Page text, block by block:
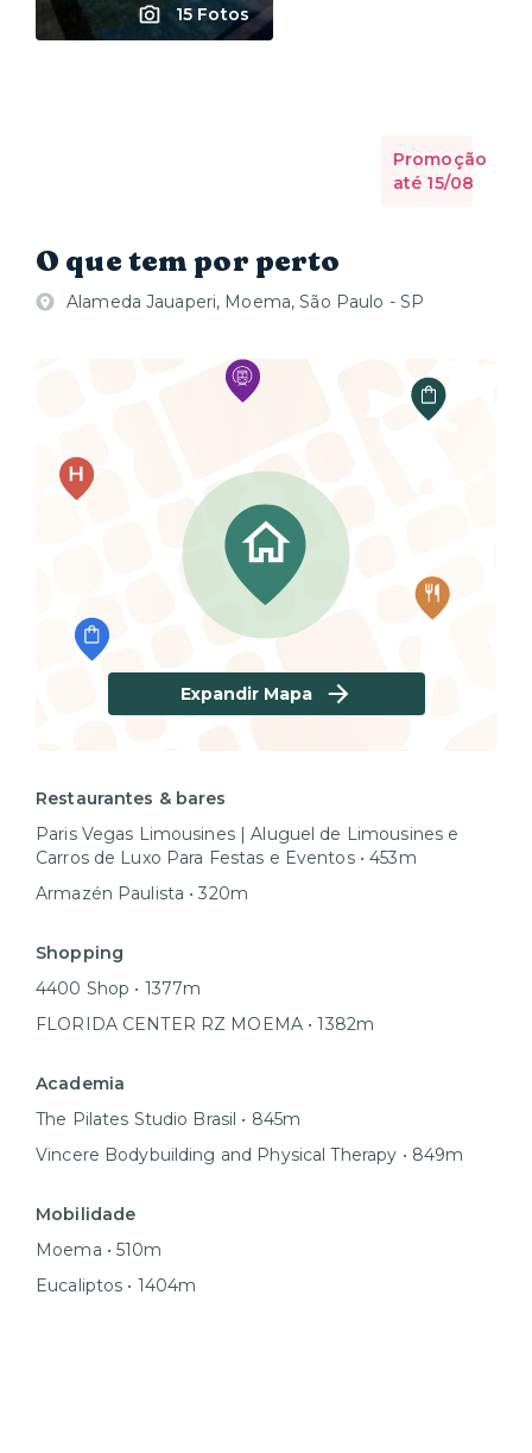
15 Fotos
Promoção
até 15/08
O que tem por perto
Alameda Jauaperi, Moema, São Paulo - SP
Expandir Mapa
Restaurantes & bares
Paris Vegas Limousines | Aluguel de Limousines e
Carros de Luxo Para Festas e Eventos • 453m
Armazén Paulista • 320m
Shopping
4400 Shop • 1377m
FLORIDA CENTER RZ MOEMA • 1382m
Academia
The Pilates Studio Brasil • 845m
Vincere Bodybuilding and Physical Therapy • 849m
Mobilidade
Moema • 510m
Eucaliptos • 1404m